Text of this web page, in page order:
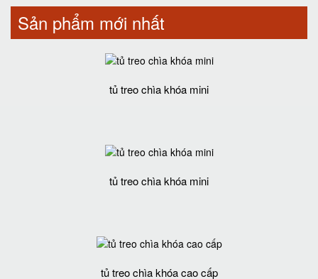
Sản phẩm mới nhất
tủ treo chìa khóa mini
tủ treo chìa khóa mini
tủ treo chìa khóa cao cấp